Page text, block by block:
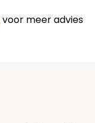
voor meer advies